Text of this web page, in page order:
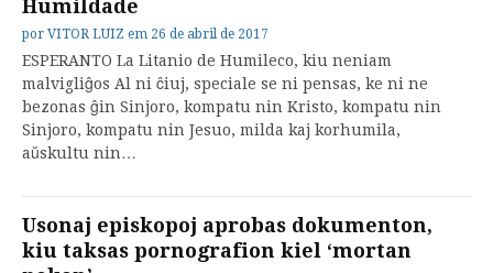
Humildade
por VITOR LUIZ em 26 de abril de 2017
ESPERANTO La Litanio de Humileco, kiu neniam
malvigliĝos Al ni ĉiuj, speciale se ni pensas, ke ni ne
bezonas ĝin Sinjoro, kompatu nin Kristo, kompatu nin
Sinjoro, kompatu nin Jesuo, milda kaj korhumila,
aŭskultu nin…
Usonaj episkopoj aprobas dokumenton,
kiu taksas pornografion kiel ‘mortan